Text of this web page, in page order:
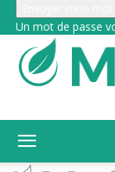
Un mot de passe